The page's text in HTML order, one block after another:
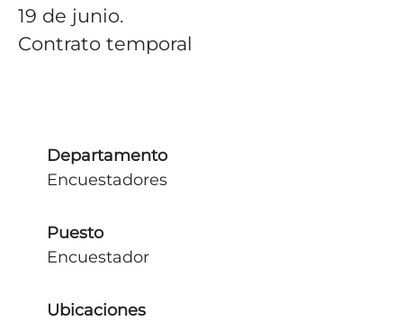
19 de junio.
Contrato temporal
Departamento
Encuestadores
Puesto
Encuestador
Ubicaciones